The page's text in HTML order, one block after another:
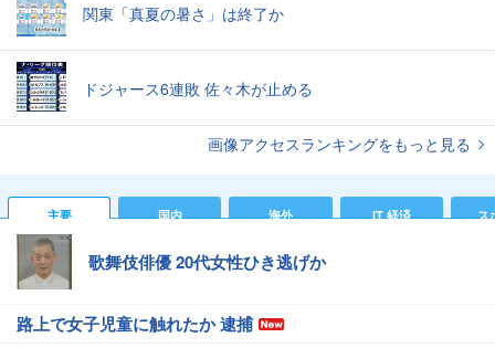
関東「真夏の暑さ」は終了か
ドジャース6連敗 佐々木が止める
画像アクセスランキングをもっと見る
主要 国内 海外 IT 経済 ス
歌舞伎俳優 20代女性ひき逃げか
路上で女子児童に触れたか 逮捕